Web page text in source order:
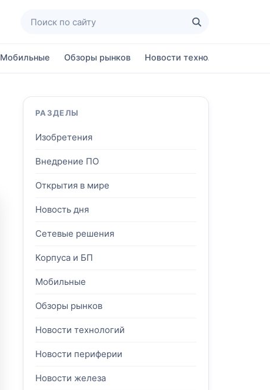
Поиск по сайту
Найти
Мобильные Обзоры рынков Новости технологий
РАЗДЕЛЫ
Изобретения
Внедрение ПО
Открытия в мире
Новость дня
Сетевые решения
Корпуса и БП
Мобильные
Обзоры рынков
Новости технологий
Новости периферии
Новости железа